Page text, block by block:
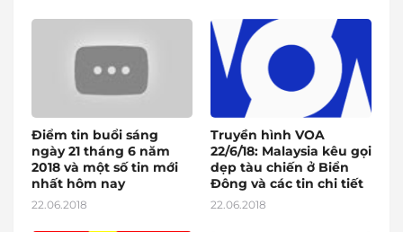
Điểm tin buổi sáng
ngày 21 tháng 6 năm
2018 và một số tin mới
nhất hôm nay
22.06.2018
Truyền hình VOA
22/6/18: Malaysia kêu gọi
dẹp tàu chiến ở Biển
Đông và các tin chi tiết
22.06.2018